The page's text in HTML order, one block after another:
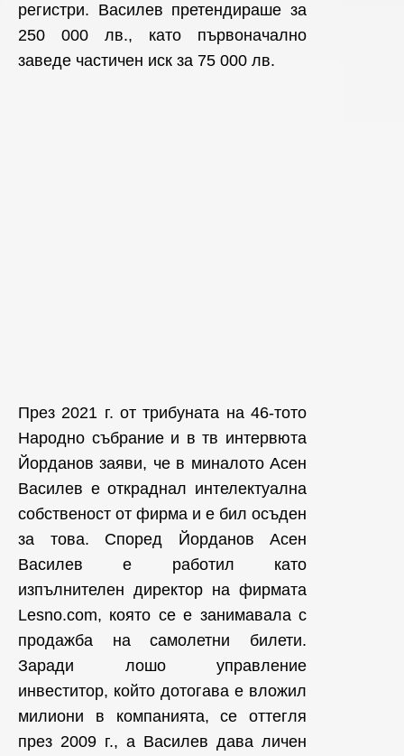
регистри. Василев претендираше за
250 000 лв., като първоначално
заведе частичен иск за 75 000 лв.
През 2021 г. от трибуната на 46-тото
Народно събрание и в тв интервюта
Йорданов заяви, че в миналото Асен
Василев е откраднал интелектуална
собственост от фирма и е бил осъден
за това. Според Йорданов Асен
Василев е работил като
изпълнителен директор на фирмата
Lesno.com, която се е занимавала с
продажба на самолетни билети.
Заради лошо управление
инвеститор, който дотогава е вложил
милиони в компанията, се оттегля
през 2009 г., а Василев дава личен